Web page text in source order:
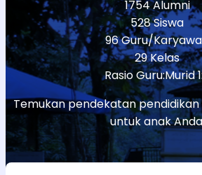
1754 Alumni
528 Siswa
96 Guru/
29 Kelas
Rasio Guru:Murid
Temukan pendekatan
untuk anak